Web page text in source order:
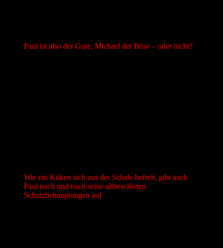
Paul ist also der Gute, Michael der Böse – oder nicht?
Wie ein Küken sich aus der Schale befreit, gibt auch
Paul nach und nach seine altbewährten
Schutzbehauptungen auf